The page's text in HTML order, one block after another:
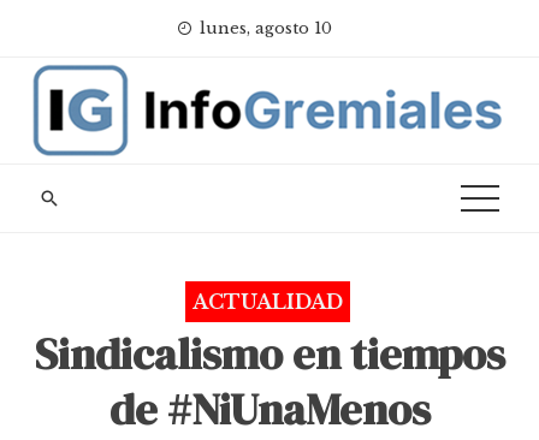
content
lunes, agosto 10
ACTUALIDAD
Sindicalismo en tiempos
de #NiUnaMenos